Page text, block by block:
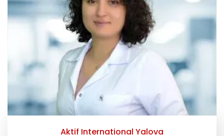
Aktif International Yalova